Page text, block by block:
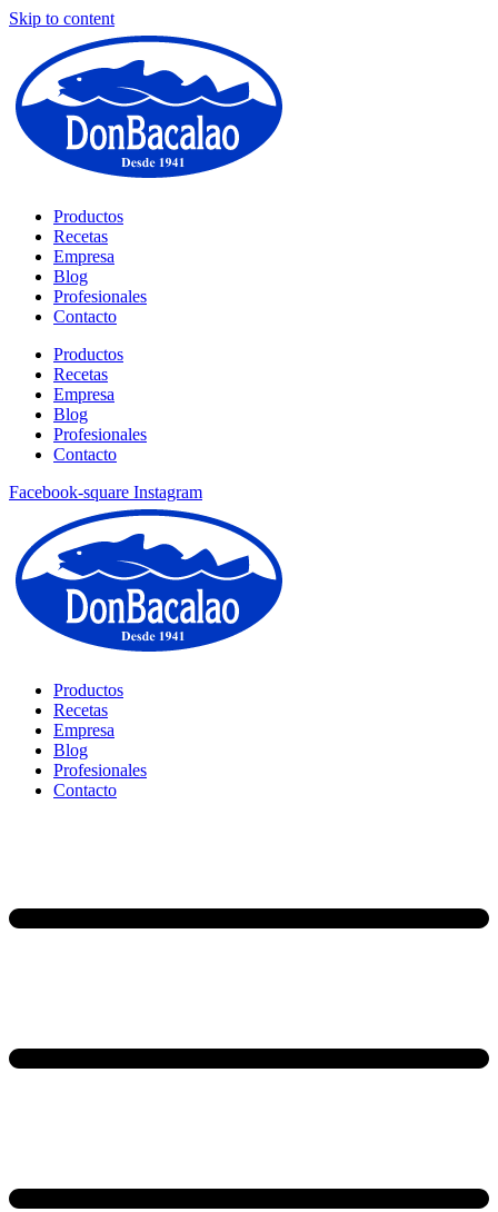
Skip to content
Productos
Recetas
Empresa
Blog
Profesionales
Contacto
Productos
Recetas
Empresa
Blog
Profesionales
Contacto
Facebook-square Instagram
Productos
Recetas
Empresa
Blog
Profesionales
Contacto